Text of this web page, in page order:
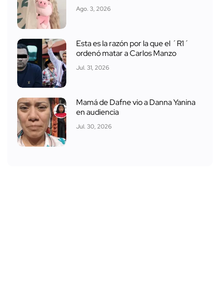
Ago. 3, 2026
Esta es la razón por la que el ´R1´
ordenó matar a Carlos Manzo
Jul. 31, 2026
Mamá de Dafne vio a Danna Yanina
en audiencia
Jul. 30, 2026